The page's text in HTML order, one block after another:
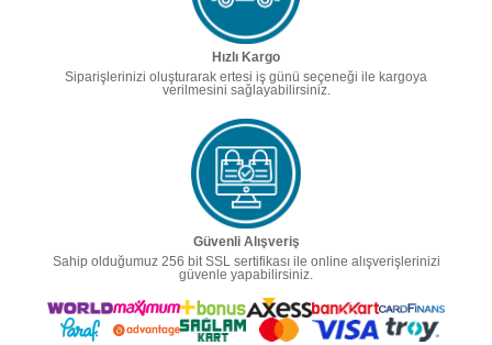
Hızlı Kargo
Siparişlerinizi oluşturarak ertesi iş günü seçeneği ile kargoya
verilmesini sağlayabilirsiniz.
Güvenli Alışveriş
Sahip olduğumuz 256 bit SSL sertifikası ile online alışverişlerinizi
güvenle yapabilirsiniz.